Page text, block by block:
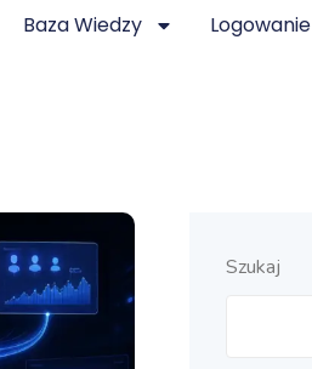
Baza Wiedzy Logowanie
Szukaj